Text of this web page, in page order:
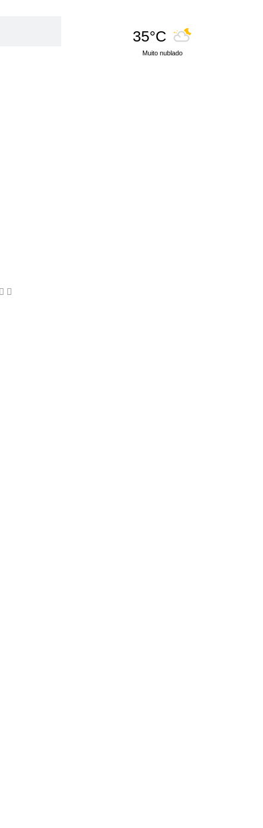
35°C
Muito nublado